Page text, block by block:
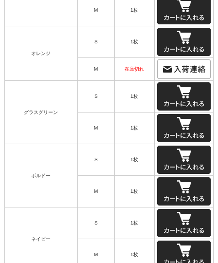
M 1枚
オレンジ
S 1枚
M 在庫切れ
グラスグリーン
S 1枚
M 1枚
ボルドー
S 1枚
M 1枚
ネイビー
S 1枚
M 1枚